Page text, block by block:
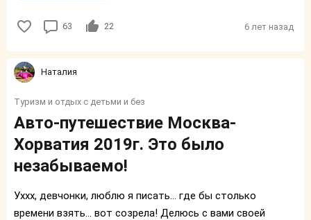
63 22 6 лет назад
Наталия
Туризм и отдых с детьми и без
Авто-путешествие Москва-
Хорватия 2019г. Это было
незабываемо!
Уххх, девчонки, люблю я писать... где бы столько
времени взять... вот созрела! Делюсь с вами своей